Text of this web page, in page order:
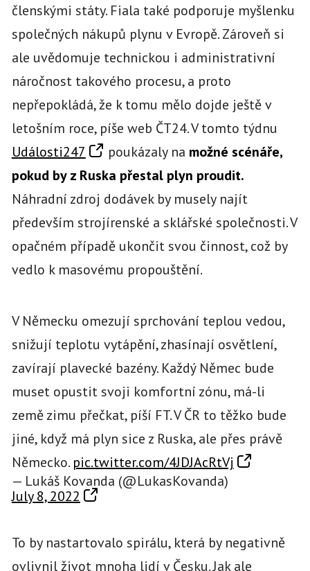
členskými státy. Fiala také podporuje myšlenku
společných nákupů plynu v Evropě. Zároveň si
ale uvědomuje technickou i administrativní
náročnost takového procesu, a proto
nepřepokládá, že k tomu mělo dojde ještě v
letošním roce, píše web ČT24. V tomto týdnu
Události247
poukázaly na možné scénáře,
pokud by z Ruska přestal plyn proudit.
Náhradní zdroj dodávek by musely najít
především strojírenské a sklářské společnosti. V
opačném případě ukončit svou činnost, což by
vedlo k masovému propouštění.
V Německu omezují sprchování teplou vedou,
snižují teplotu vytápění, zhasínají osvětlení,
zavírají plavecké bazény. Každý Němec bude
muset opustit svoji komfortní zónu, má-li
země zimu přečkat, píší FT. V ČR to těžko bude
jiné, když má plyn sice z Ruska, ale přes právě
Německo. pic.twitter.com/4JDJAcRtVj
— Lukáš Kovanda (@LukasKovanda)
July 8, 2022
To by nastartovalo spirálu, která by negativně
ovlivnil život mnoha lidí v Česku. Jak ale